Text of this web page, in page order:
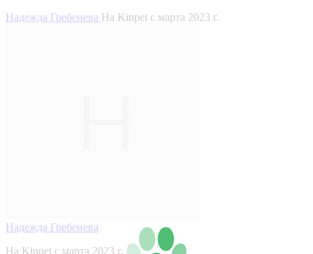
Надежда Гребенева На Kinpet c марта 2023 г.
Надежда Гребенева
На Kinpet c марта 2023 г.